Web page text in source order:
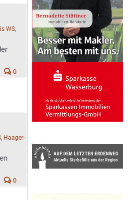
WS,
0
, Haager-
0